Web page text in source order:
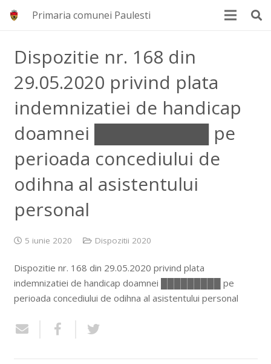
Primaria comunei Paulesti
Dispozitie nr. 168 din
29.05.2020 privind plata
indemnizatiei de handicap
doamnei █████████ pe
perioada concediului de
odihna al asistentului
personal
5 iunie 2020 Dispozitii 2020
Dispozitie nr. 168 din 29.05.2020 privind plata
indemnizatiei de handicap doamnei █████████ pe
perioada concediului de odihna al asistentului personal